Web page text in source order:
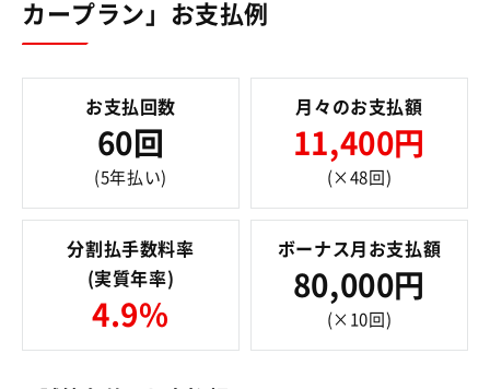
カープラン」お支払例
お支払回数
60回
(5年払い)
月々のお支払額
11,400円
(×48回)
分割払手数料率
(実質年率)
4.9%
ボーナス月お支払額
80,000円
(×10回)